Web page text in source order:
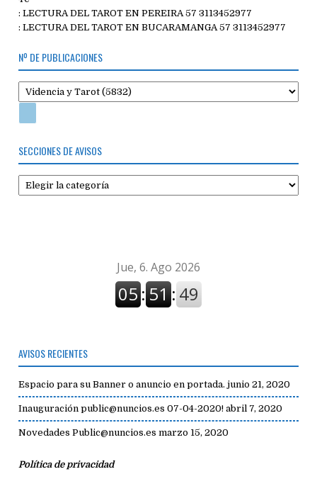
: LECTURA DEL TAROT EN PEREIRA 57 3113452977
: LECTURA DEL TAROT EN BUCARAMANGA 57 3113452977
Nº DE PUBLICACIONES
SECCIONES DE AVISOS
Secciones
de
AVISOS RECIENTES
Espacio para su Banner o anuncio en portada. junio 21, 2020
Inauguración public@nuncios.es 07-04-2020! abril 7, 2020
Novedades Public@nuncios.es marzo 15, 2020
Política de privacidad